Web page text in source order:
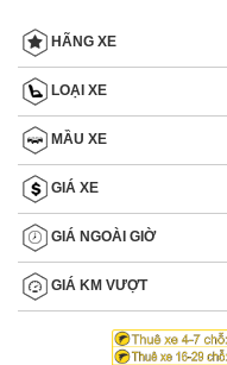
HÃNG XE
LOẠI XE
MẦU XE
GIÁ XE
GIÁ NGOÀI GIỜ
GIÁ KM VƯỢT